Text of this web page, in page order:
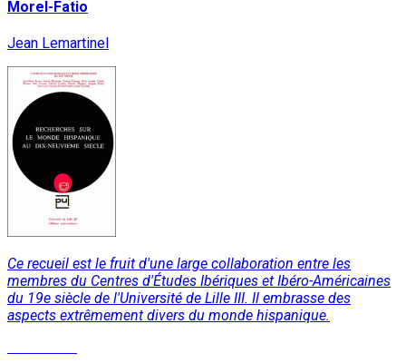
Morel-Fatio
Jean Lemartinel
Ce recueil est le fruit d'une large collaboration entre les
membres du Centres d'Études Ibériques et Ibéro-Américaines
du 19e siècle de l'Université de Lille III. Il embrasse des
aspects extrêmement divers du monde hispanique.